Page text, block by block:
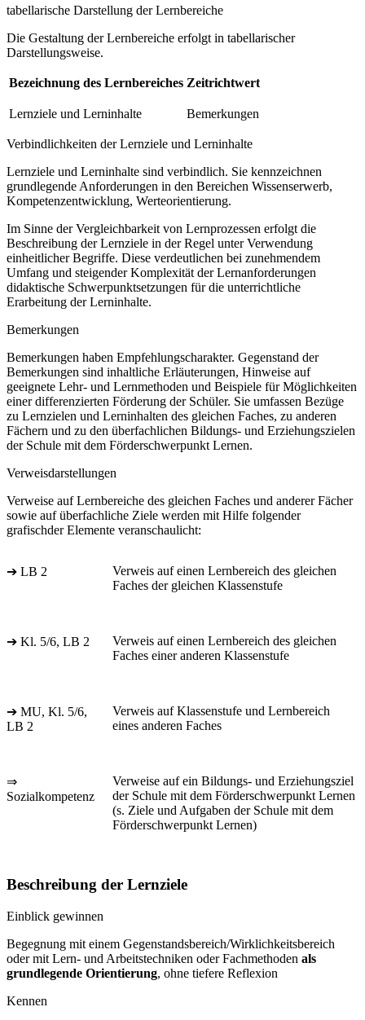
tabellarische Darstellung der Lernbereiche
Die Gestaltung der Lernbereiche erfolgt in tabellarischer
Darstellungsweise.
Bezeichnung des Lernbereiches Zeitrichtwert
Lernziele und Lerninhalte Bemerkungen
Verbindlichkeiten der Lernziele und Lerninhalte
Lernziele und Lerninhalte sind verbindlich. Sie kennzeichnen
grundlegende Anforderungen in den Bereichen Wissenserwerb,
Kompetenzentwicklung, Werteorientierung.
Im Sinne der Vergleichbarkeit von Lernprozessen erfolgt die
Beschreibung der Lernziele in der Regel unter Verwendung
einheitlicher Begriffe. Diese verdeutlichen bei zunehmendem
Umfang und steigender Komplexität der Lernanforderungen
didaktische Schwerpunktsetzungen für die unterrichtliche
Erarbeitung der Lerninhalte.
Bemerkungen
Bemerkungen haben Empfehlungscharakter. Gegenstand der
Bemerkungen sind inhaltliche Erläuterungen, Hinweise auf
geeignete Lehr- und Lernmethoden und Beispiele für Möglichkeiten
einer differenzierten Förderung der Schüler. Sie umfassen Bezüge
zu Lernzielen und Lerninhalten des gleichen Faches, zu anderen
Fächern und zu den überfachlichen Bildungs- und Erziehungszielen
der Schule mit dem Förderschwerpunkt Lernen.
Verweisdarstellungen
Verweise auf Lernbereiche des gleichen Faches und anderer Fächer
sowie auf überfachliche Ziele werden mit Hilfe folgender
grafischder Elemente veranschaulicht:
➔ LB 2
Verweis auf einen Lernbereich des gleichen
Faches der gleichen Klassenstufe
➔ Kl. 5/6, LB 2
Verweis auf einen Lernbereich des gleichen
Faches einer anderen Klassenstufe
➔ MU, Kl. 5/6,
LB 2
Verweis auf Klassenstufe und Lernbereich
eines anderen Faches
⇒
Sozialkompetenz
Verweise auf ein Bildungs- und Erziehungsziel
der Schule mit dem Förderschwerpunkt Lernen
(s. Ziele und Aufgaben der Schule mit dem
Förderschwerpunkt Lernen)
Beschreibung der Lernziele
Einblick gewinnen
Begegnung mit einem Gegenstandsbereich/Wirklichkeitsbereich
oder mit Lern- und Arbeitstechniken oder Fachmethoden als
grundlegende Orientierung, ohne tiefere Reflexion
Kennen